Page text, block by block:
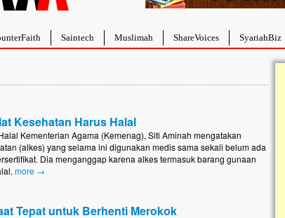
Saintech Muslimah ShareVoices SyariahBiz
Kesehatan Harus Halal
Kementerian Agama (Kemenag), Siti Aminah mengatakan
(alkes) yang selama ini digunakan medis sama sekali belum ada
Dia menganggap karena alkes termasuk barang gunaan
more →
Tepat untuk Berhenti Merokok
Sembuh Dari
dengan
Meskipun baru
yang imut ini harus
dahsyat, yaitu tumor